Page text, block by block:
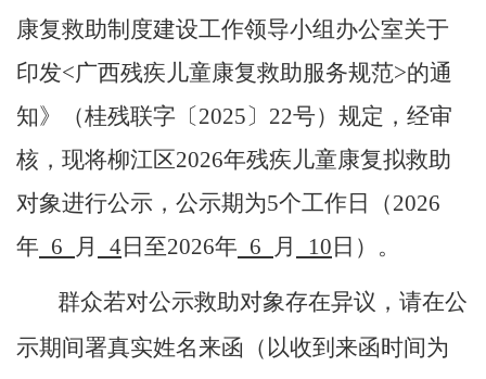
康复救助制度建设工作领导小组办公室关于
印发<广西残疾儿童康复救助服务规范>的通
知》（桂残联字〔2025〕 22号） 规定 ，经审
核，现将柳江区2026年残疾儿童康复拟救助
对象进行公示，公示期为5个工作日（2026
年 6 月 4日至2026年 6 月 10 日）。
群众若对公示救助对象存在异议，请在公
示期间署真实姓名来函（以收到来函时间为